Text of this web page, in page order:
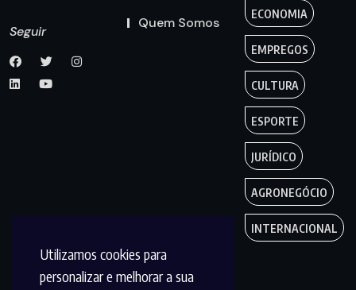
Utilizamos cookies para
personalizar e melhorar a sua
Seguir
Quem Somos
ECONOMIA
EMPREGOS
CULTURA
ESPORTE
JURÍDICO
AGRONEGÓCIO
INTERNACIONAL